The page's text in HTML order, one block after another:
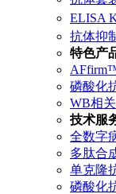
ELISA
抗体抑
特色产
磷酸化
WB相
技术服
全数字
多肽合
单克隆
磷酸化